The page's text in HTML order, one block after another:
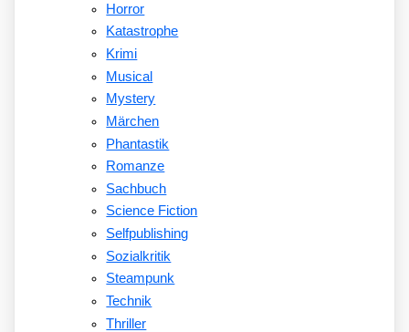
Horror
Katastrophe
Krimi
Musical
Mystery
Märchen
Phantastik
Romanze
Sachbuch
Science Fiction
Selfpublishing
Sozialkritik
Steampunk
Technik
Thriller